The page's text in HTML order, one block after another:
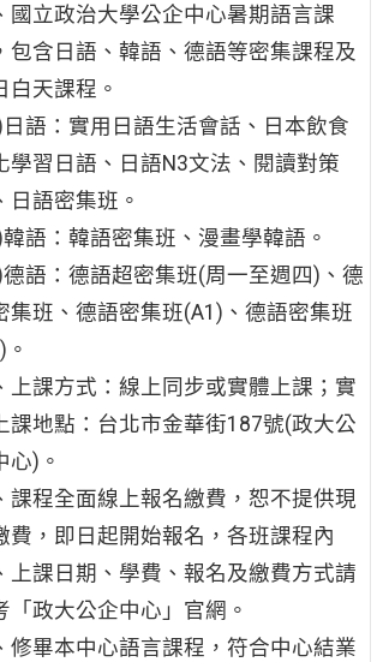
國立政治大學公企中心暑期語言課
包含日語、韓語、德語等密集課程及
白天課程。
日語：實用日語生活會話、日本飲食
學習日語、日語N3文法、閱讀對策
日語密集班。
語：韓語密集班、漫畫學韓語。
德語：德語超密集班(周一至週四)、德
集班、德語密集班(A1)、德語密集班
上課方式：線上同步或實體上課；實
課地點：台北市金華街187號(政大公
心)。
課程全面線上報名繳費，恕不提供現
費，即日起開始報名，各班課程內
上課日期、學費、報名及繳費方式請
「政大公企中心」官網。
修畢本中心語言課程，符合中心結業